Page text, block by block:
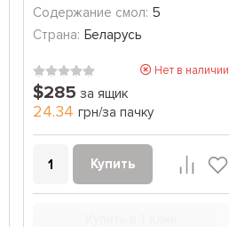
Содержание смол: 5
Страна: Беларусь
Нет в наличии
$285 за ящик
24.34 грн/за пачку
Купить